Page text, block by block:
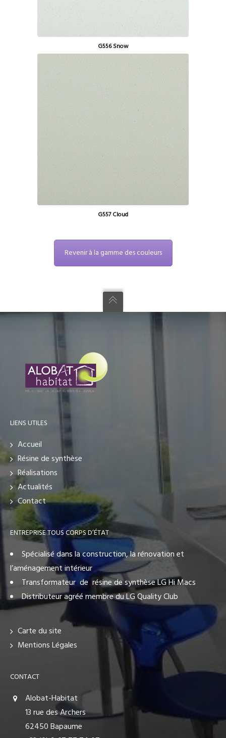
G556 Snow
G557 Cloud
Revenir à la gamme des couleurs
LIENS UTILES
Accueil
Résine de synthèse
Réalisations
Actualités
Contact
ENTREPRISE TOUS CORPS D’ÉTAT
Spécialisé dans la construction, la rénovation et
l’aménagement intérieur
Transformateur de résine de synthèse LG Hi Macs
Distributeur agréé membre du LG Quality Club
Carte du site
Mentions Légales
CONTACT
Alobat-Habitat
13 rue des Archers
62450 Bapaume